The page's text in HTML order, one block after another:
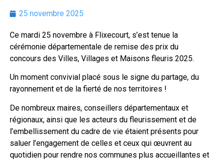
25 novembre 2025
Ce mardi 25 novembre à Flixecourt, s’est tenue la
cérémonie départementale de remise des prix du
concours des Villes, Villages et Maisons fleuris 2025.
Un moment convivial placé sous le signe du partage, du
rayonnement et de la fierté de nos territoires !
De nombreux maires, conseillers départementaux et
régionaux, ainsi que les acteurs du fleurissement et de
l’embellissement du cadre de vie étaient présents pour
saluer l’engagement de celles et ceux qui œuvrent au
quotidien pour rendre nos communes plus accueillantes et